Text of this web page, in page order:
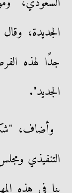
الجديدة،
جدًا لهذه
الجديد".
وأضاف،
التنفيذي